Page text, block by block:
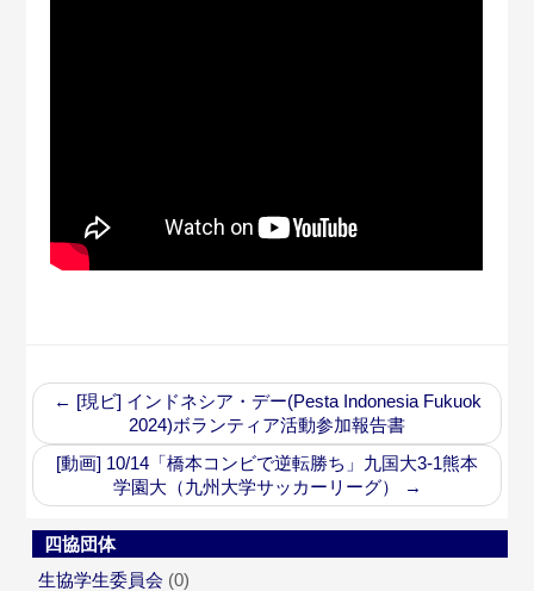
← [現ビ] インドネシア・デー(Pesta Indonesia Fukuok
2024)ボランティア活動参加報告書
[動画] 10/14「橋本コンビで逆転勝ち」九国大3-1熊本
学園大（九州大学サッカーリーグ）
→
四協団体
生協学生委員会 (0)